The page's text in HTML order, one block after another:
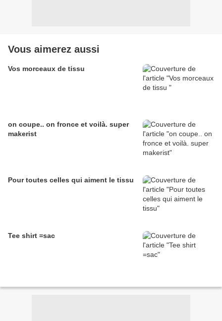
Vous aimerez aussi
Vos morceaux de tissu
on coupe.. on fronce et voilà. super
makerist
Pour toutes celles qui aiment le tissu
Tee shirt =sac